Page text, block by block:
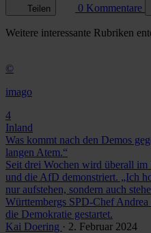
Teilen 0 Kommentare
Weitere interessante Rubriken
©
imago
4
Inland
Was kommt nach den Demos
langen Atem.“
Seit drei Wochen wird überall im
und die AfD demonstriert. „Ich
nur aufstehen, sondern auch
Württembergs SPD-Chef
die Demokratie gestartet.
Kai Doering · 2. Februar 2024